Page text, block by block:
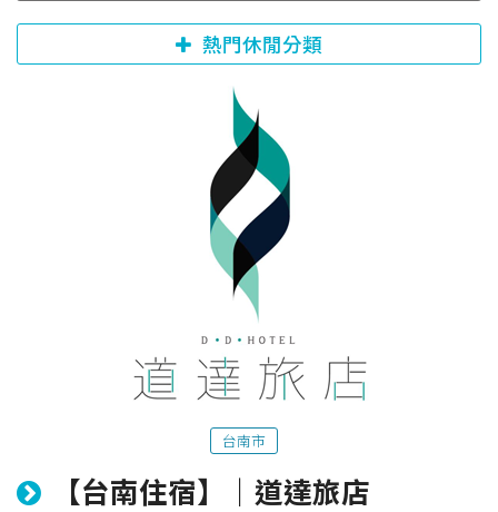
熱門休閒分類
台南市
【台南住宿】｜道達旅店